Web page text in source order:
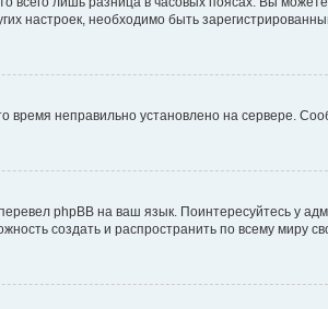
настроек, необходимо быть
время неправильно установлено на сервере.
phpBB на ваш язык. Поинтересуйтесь у
создать и распространить по всему миру